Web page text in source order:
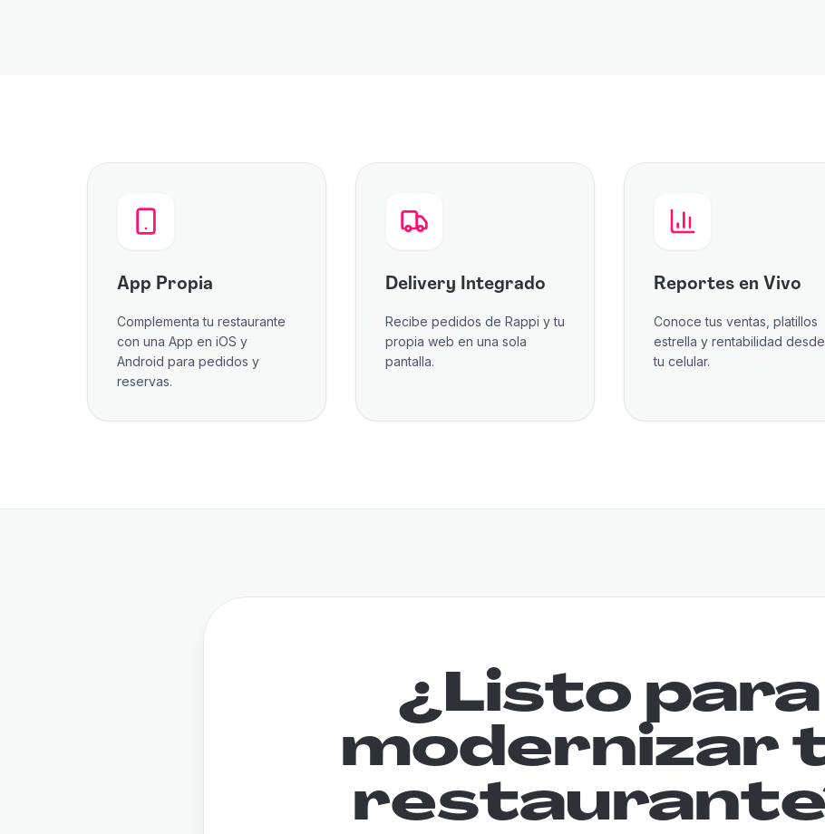
App Propia
Complementa tu restaurante
con una App en iOS y
Android para pedidos y
reservas.
Delivery Integrado
Recibe pedidos de Rappi y tu
propia web en una sola
pantalla.
Reportes en Vivo
Conoce tus ventas, platillos
estrella y rentabilidad desde
tu celular.
¿Listo para
modernizar